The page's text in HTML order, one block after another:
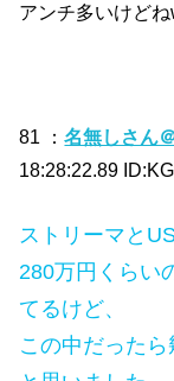
アンチ多いけど
81 ：名無しさん
18:28:22.89
ストリーマと
280万円くらい
てるけど、
この中だった